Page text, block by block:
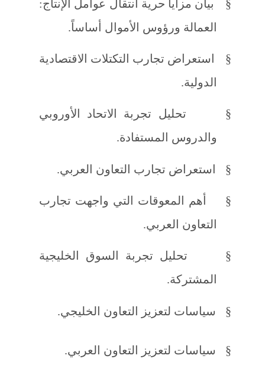
§
بيان مزايا حرية انتقال عوامل الإنتاج:
العمالة ورؤوس الأموال أساساً.
§
استعراض تجارب التكتلات الاقتصادية
الدولية.
§
تحليل تجربة الاتحاد الأوروبي
والدروس المستفادة.
§ استعراض تجارب التعاون العربي.
§
أهم المعوقات التي واجهت تجارب
التعاون العربي.
§
تحليل تجربة السوق الخليجية
المشتركة.
§ سياسات لتعزيز التعاون الخليجي.
§ سياسات لتعزيز التعاون العربي.